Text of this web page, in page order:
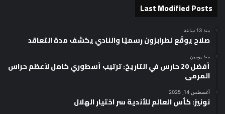
Last Modified Posts
منذ 13 ساعة
صلاح يوقّع لطرابزون رسميًا والنادي يكشف مدة التعاقد
منذ يومين
أفضل 20 حارس في التاريخ: ترتيب أسطوري كامل لأعظم حراس
المرمى
أغسطس 14, 2025
نونيز: كأس العالم للأندية سر اختيار الهلال